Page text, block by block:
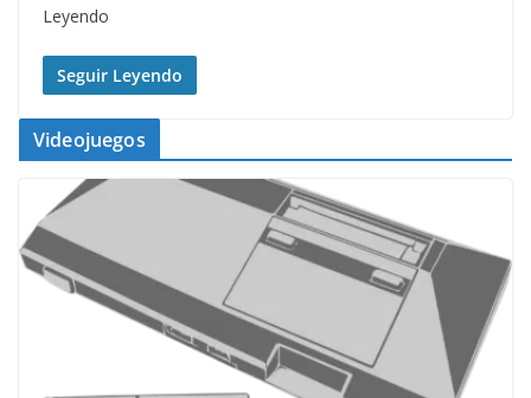
Leyendo
Seguir Leyendo
Videojuegos